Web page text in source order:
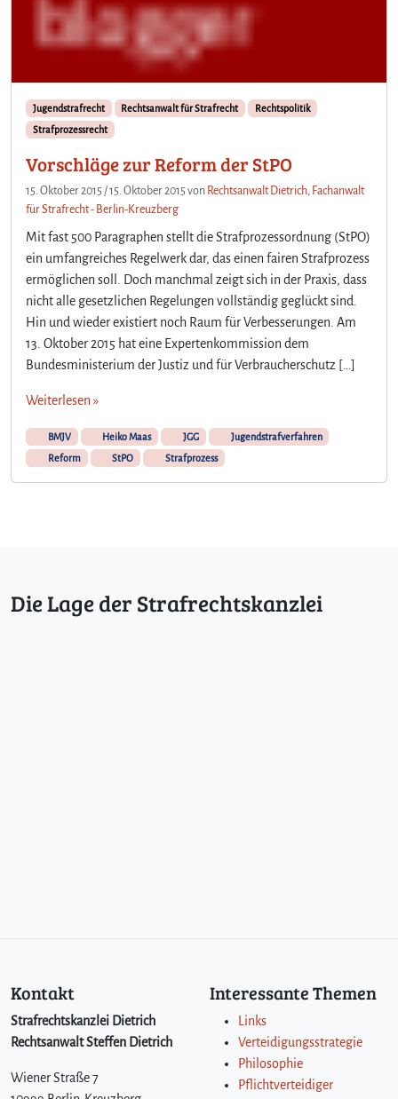
Jugendstrafrecht Rechtsanwalt für Strafrecht
Rechtspolitik
Strafprozessrecht
Vorschläge zur Reform der StPO
15. Oktober 2015 /15. Oktober 2015von Rechtsanwalt Dietrich, Fachanwalt
für Strafrecht - Berlin-Kreuzberg
Mit fast 500 Paragraphen stellt die Strafprozessordnung (StPO)
ein umfangreiches Regelwerk dar, das einen fairen Strafprozess
ermöglichen soll. Doch manchmal zeigt sich in der Praxis, dass
nicht alle gesetzlichen Regelungen vollständig geglückt sind.
Hin und wieder existiert noch Raum für Verbesserungen. Am
13. Oktober 2015 hat eine Expertenkommission dem
Bundesministerium der Justiz und für Verbraucherschutz […]
Weiterlesen »
BMJV Heiko Maas JGG
Jugendstrafverfahren
Reform
StPO Strafprozess
Die Lage der Strafrechtskanzlei
Kontakt
Strafrechtskanzlei Dietrich
Rechtsanwalt Steffen Dietrich
Wiener Straße 7
Interessante Themen
Links
Verteidigungsstrategie
Philosophie
Pflichtverteidiger